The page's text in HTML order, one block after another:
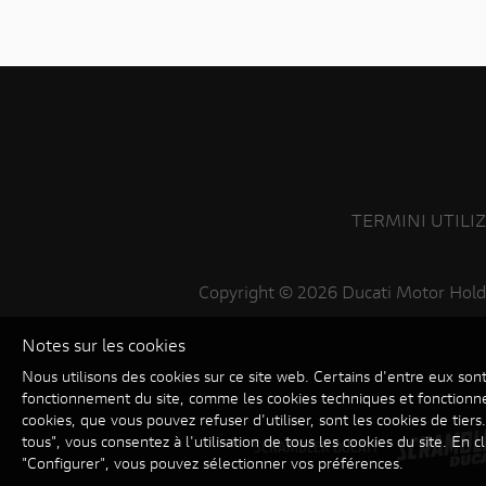
Notes sur les cookies
Nous utilisons des cookies sur ce site web. Certains d'entre eux
fonctionnement du site, comme les cookies techniques et
cookies, que vous pouvez refuser d'utiliser, sont les cookies de
tous", vous consentez à l'utilisation de tous les cookies du site. En
"Configurer", vous pouvez sélectionner vos préférences.
TERMINI
Copyright © 2026 Ducati Motor
SCRAMBLER DUCATI